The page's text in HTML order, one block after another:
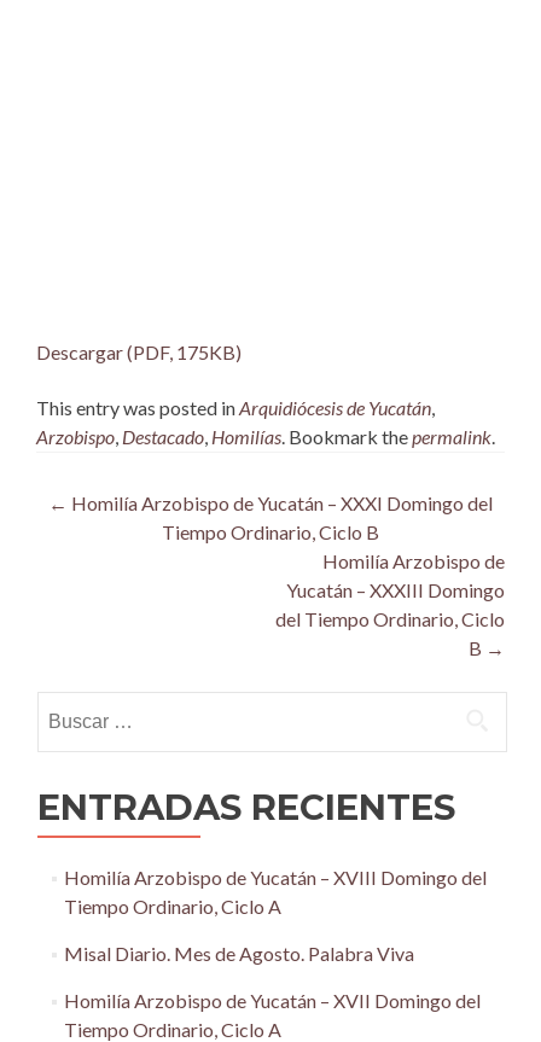
Descargar (PDF, 175KB)
This entry was posted inArquidiócesis de Yucatán
Arzobispo Destacado Homilías . Bookmark the permalink
Post
navigation
← Homilía Arzobispo de Yucatán – XXXI Domingo del
Tiempo Ordinario, Ciclo B
Homilía Arzobispo de
Yucatán – XXXIII Domingo
del Tiempo Ordinario, Ciclo
B →
ENTRADAS RECIENTES
Homilía Arzobispo de Yucatán – XVIII Domingo del
Tiempo Ordinario, Ciclo A
Misal Diario. Mes de Agosto. Palabra Viva
Homilía Arzobispo de Yucatán – XVII Domingo del
Tiempo Ordinario, Ciclo A